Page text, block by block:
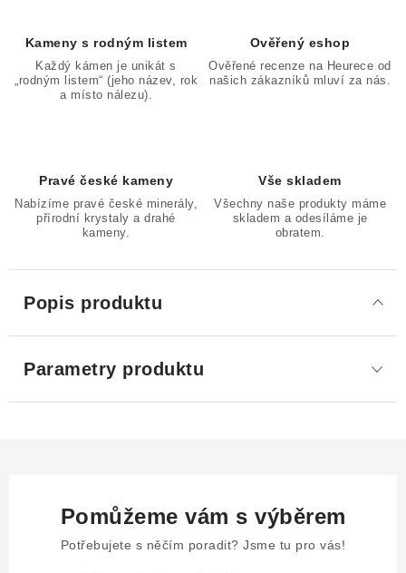
Kameny s rodným listem
Každý kámen je unikát s
„rodným listem“ (jeho název, rok
a místo nálezu).
Ověřený eshop
Ověřené recenze na Heurece od
našich zákazníků mluví za nás.
Pravé české kameny
Nabízíme pravé české minerály,
přírodní krystaly a drahé
kameny.
Vše skladem
Všechny naše produkty máme
skladem a odesíláme je
obratem.
Popis produktu
Parametry produktu
Pomůžeme vám s výběrem
Potřebujete s něčím poradit? Jsme tu pro vás!